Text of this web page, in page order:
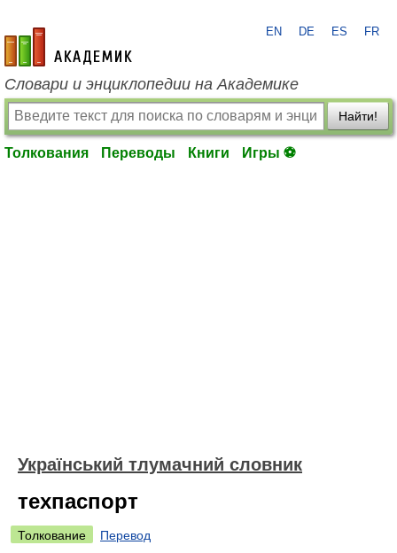
academic.ru
EN DE ES FR
Словари и энциклопедии на Академике
Найти!
Толкования Переводы Книги Игры ⚽
Український тлумачний словник
техпаспорт
Толкование
Перевод